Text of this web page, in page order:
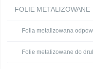
FOLIE METALIZOWANE
Folia metalizowana
Folie metalizowane do